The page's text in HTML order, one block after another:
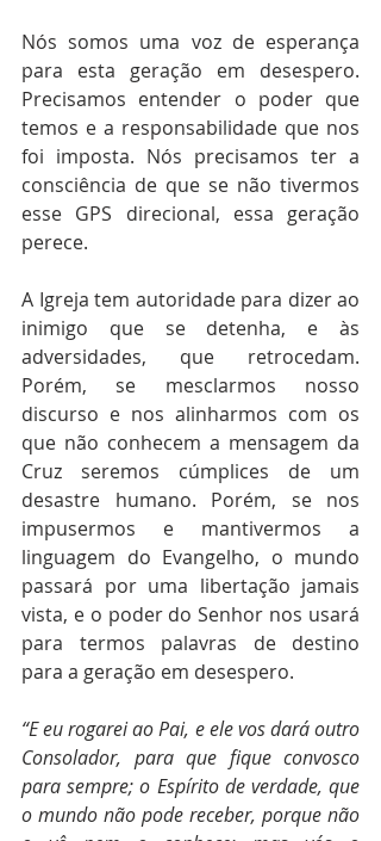
Nós somos uma voz de esperança
para esta geração em desespero.
Precisamos entender o poder que
temos e a responsabilidade que nos
foi imposta. Nós precisamos ter a
consciência de que se não tivermos
esse GPS direcional, essa geração
perece.
A Igreja tem autoridade para dizer ao
inimigo que se detenha, e às
adversidades, que retrocedam.
Porém, se mesclarmos nosso
discurso e nos alinharmos com os
que não conhecem a mensagem da
Cruz seremos cúmplices de um
desastre humano. Porém, se nos
impusermos e mantivermos a
linguagem do Evangelho, o mundo
passará por uma libertação jamais
vista, e o poder do Senhor nos usará
para termos palavras de destino
para a geração em desespero.
“E eu rogarei ao Pai, e ele vos dará outro
Consolador, para que fique convosco
para sempre; o Espírito de verdade, que
o mundo não pode receber, porque não